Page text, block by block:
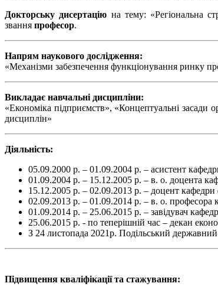
Докторську дисертацію на тему: «Регіональна
звання професор.
Напрям наукового дослідження:
«Механізми забезпечення функціонування ринку
Викладає навчальні дисципліни:
«Економіка підприємств», «Концептуальні засади
дисциплін»
Діяльність:
05.09.2000 р. – 01.09.2004 р. – асистент
01.09.2004 р. – 15.12.2005 р. – в. о. доцента
15.12.2005 р. – 02.09.2013 р. – доцент кафедри
02.09.2013 р. – 01.09.2014 р. – в. о. професора
01.09.2014 р. – 25.06.2015 р. – завідувач
25.06.2015 р. - по теперішній час – декан
З 24 листопада 2021р. Подільський
Підвищення кваліфікації та стажування: